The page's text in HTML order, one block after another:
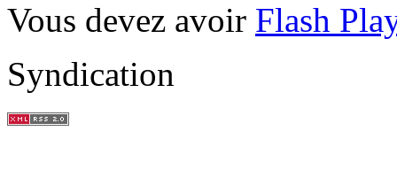
Vous devez avoir Flash
Syndication